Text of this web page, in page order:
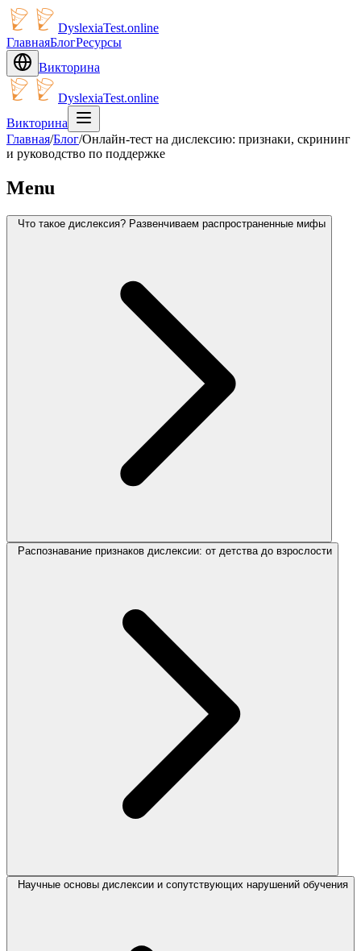
DyslexiaTest.online
ГлавнаяБлогРесурсы
Викторина
DyslexiaTest.online
Викторина
Главная/Блог/Онлайн-тест на дислексию: признаки, скрининг
и руководство по поддержке
Menu
Что такое дислексия? Развенчиваем распространенные мифы
Распознавание признаков дислексии: от детства до взрослости
Научные основы дислексии и сопутствующих нарушений обучения